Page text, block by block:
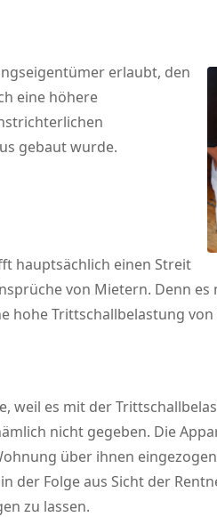
erlaubt, den
eine höhere
gebaut wurde.
hauptsächlich einen Streit
von Mietern. Denn
hohe Trittschallbelastung
weil es mit der
nicht gegeben. Die
über ihnen
der Folge aus Sicht der
zu lassen.